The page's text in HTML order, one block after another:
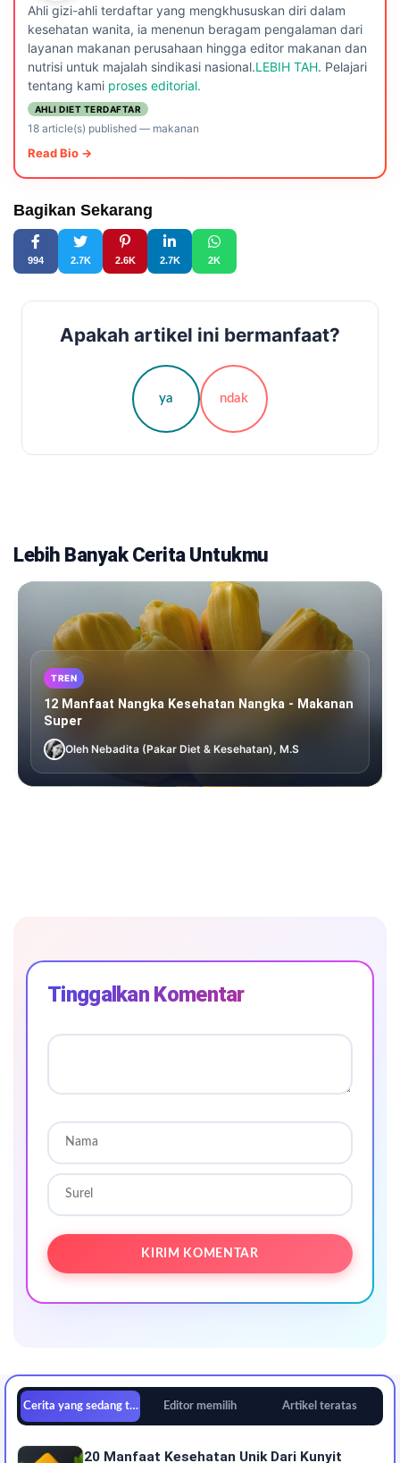
Ahli gizi-ahli terdaftar yang mengkhususkan diri dalam
kesehatan wanita, ia menenun beragam pengalaman dari
layanan makanan perusahaan hingga editor makanan dan
nutrisi untuk majalah sindikasi nasional.LEBIH TAH. Pelajari
tentang kami proses editorial.
AHLI DIET TERDAFTAR
18 article(s) published— makanan
Read Bio →
Bagikan Sekarang
994 2.7K 2.6K 2.7K 2K
Apakah artikel ini bermanfaat?
ya ndak
Lebih Banyak Cerita Untukmu
TREN
12 Manfaat Nangka Kesehatan Nangka - Makanan
Super
Oleh Nebadita (Pakar Diet & Kesehatan), M.S
Tinggalkan Komentar
Cerita yang sedang tren Editor memilih Artikel teratas
20 Manfaat Kesehatan Unik Dari Kunyit